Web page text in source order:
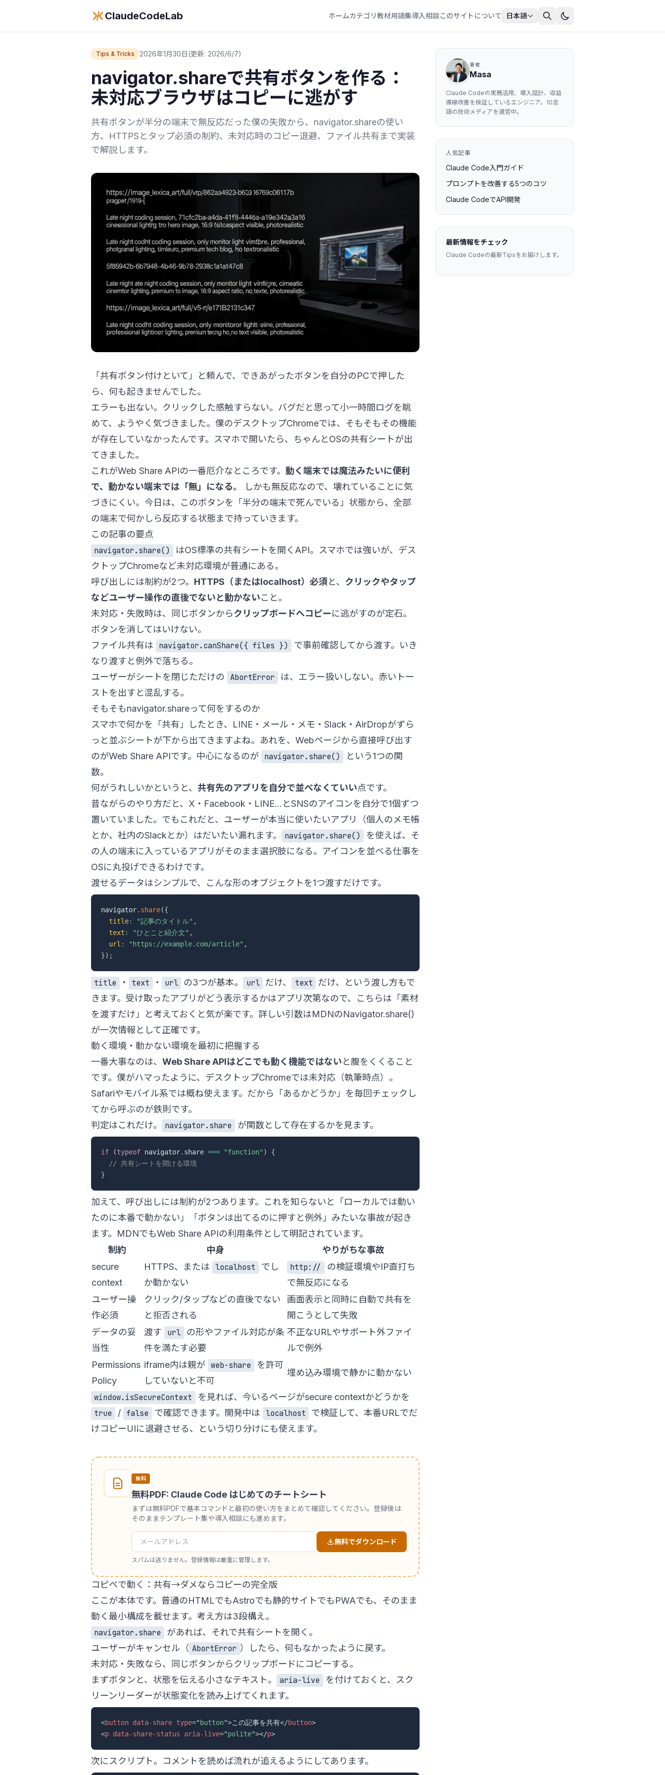
ClaudeCodeLab ホームカテゴリ教材用語集導入相談このサイトについて 日本語
Tips & Tricks 2026年1月30日(更新: 2026/6/7)
navigator.shareで共有ボタンを作る：
未対応ブラウザはコピーに逃がす
共有ボタンが半分の端末で無反応だった僕の失敗から、navigator.shareの使い
方、HTTPSとタップ必須の制約、未対応時のコピー退避、ファイル共有まで実装
で解説します。
「共有ボタン付けといて」と頼んで、できあがったボタンを自分のPCで押した
ら、何も起きませんでした。
エラーも出ない。クリックした感触すらない。バグだと思って小一時間ログを眺
めて、ようやく気づきました。僕のデスクトップChromeでは、そもそもその機能
が存在していなかったんです。スマホで開いたら、ちゃんとOSの共有シートが出
てきました。
これがWeb Share APIの一番厄介なところです。 動く端末では魔法みたいに便利
で、動かない端末では「無」になる。
しかも無反応なので、壊れていることに気
づきにくい。今日は、このボタンを「半分の端末で死んでいる」状態から、全部
の端末で何かしら反応する状態まで持っていきます。
この記事の要点
navigator.share()
はOS標準の共有シートを開くAPI。スマホでは強いが、デス
クトップChromeなど未対応環境が普通にある。
呼び出しには制約が2つ。 HTTPS（またはlocalhost）必須と、 クリックやタップ
などユーザー操作の直後でないと動かないこと。
未対応・失敗時は、同じボタンからクリップボードへコピーに逃がすのが定石。
ボタンを消してはいけない。
ファイル共有は
navigator.canShare({ files })
で事前確認してから渡す。いき
なり渡すと例外で落ちる。
ユーザーがシートを閉じただけの
AbortError
は、エラー扱いしない。赤いトー
ストを出すと混乱する。
そもそもnavigator.shareって何をするのか
スマホで何かを「共有」したとき、LINE・メール・メモ・Slack・AirDropがずら
っと並ぶシートが下から出てきますよね。あれを、Webページから直接呼び出す
のがWeb Share APIです。中心になるのが navigator.share()
という1つの関
数。
何がうれしいかというと、 共有先のアプリを自分で並べなくていい点です。
昔ながらのやり方だと、X・Facebook・LINE…とSNSのアイコンを自分で1個ずつ
置いていました。でもこれだと、ユーザーが本当に使いたいアプリ（個人のメモ帳
とか、社内のSlackとか）はだいたい漏れます。
navigator.share()
を使えば、そ
の人の端末に入っているアプリがそのまま選択肢になる。アイコンを並べる仕事を
OSに丸投げできるわけです。
渡せるデータはシンプルで、こんな形のオブジェクトを1つ渡すだけです。
navigator. share({
title: "記事のタイトル" ,
text : "ひとこと紹介文" ,
url : "https://example.com/article" ,
}) ;
title ・ text ・ url の3つが基本。 url だけ、 text
だけ、という渡し方もで
きます。受け取ったアプリがどう表示するかはアプリ次第なので、こちらは「素材
を渡すだけ」と考えておくと気が楽です。詳しい引数はMDNのNavigator.share()
が一次情報として正確です。
動く環境・動かない環境を最初に把握する
一番大事なのは、 Web Share APIはどこでも動く機能ではないと腹をくくること
です。僕がハマったように、デスクトップChromeでは未対応（執筆時点）。
Safariやモバイル系では概ね使えます。だから「あるかどうか」を毎回チェックし
てから呼ぶのが鉄則です。
判定はこれだけ。
navigator.share が関数として存在するかを見ます。
if (typeof navigator. share === "function" )
{
// 共有シートを開ける環境
}
加えて、呼び出しには制約が2つあります。これを知らないと「ローカルでは動い
たのに本番で動かない」「ボタンは出てるのに押すと例外」みたいな事故が起き
ます。MDNでもWeb Share APIの利用条件として明記されています。
制約
中身
やりがちな事故
secure
context
HTTPS、または localhost
でし
か動かない
http://
の検証環境やIP直打ち
で無反応になる
ユーザー操
作必須
クリック/タップなどの直後でない
と拒否される
画面表示と同時に自動で共有を
開こうとして失敗
データの妥
当性
渡す url
の形やファイル対応が条
件を満たす必要
不正なURLやサポート外ファイ
ルで例外
Permissions
Policy
iframe内は親が web-share
を許可
していないと不可
埋め込み環境で静かに動かない
window.isSecureContext
を見れば、今いるページがsecure contextかどうかを
true
/ false で確認できます。開発中は localhost
で検証して、本番URLでだ
けコピーUIに退避させる、という切り分けにも使えます。
無料
無料PDF: Claude Code はじめてのチートシート
まずは無料PDFで基本コマンドと最初の使い方をまとめて確認してください。登録後は
そのままテンプレート集や導入相談にも進めます。
無料でダウンロード
スパムは送りません。登録情報は厳重に管理します。
コピペで動く：共有→ダメならコピーの完全版
ここが本体です。普通のHTMLでもAstroでも静的サイトでもPWAでも、そのまま
動く最小構成を載せます。考え方は3段構え。
navigator.share
があれば、それで共有シートを開く。
ユーザーがキャンセル（ AbortError ）したら、何もなかったように戻す。
未対応・失敗なら、同じボタンからクリップボードにコピーする。
まずボタンと、状態を伝える小さなテキスト。
aria-live
を付けておくと、スク
リーンリーダーが状態変化を読み上げてくれます。
<button data-share type=" button">この記事を共有</button>
<p data-share-status aria-live="polite"></p>
次にスクリプト。コメントを読めば流れが追えるようにしてあります。
著者
Masa
Claude Codeの実務活用、導入設計、収益
導線改善を検証しているエンジニア。10言
語の技術メディアを運営中。
人気記事
Claude Code入門ガイド
プロンプトを改善する5つのコツ
Claude CodeでAPI開発
最新情報をチェック
Claude Codeの最新Tipsをお届けします。